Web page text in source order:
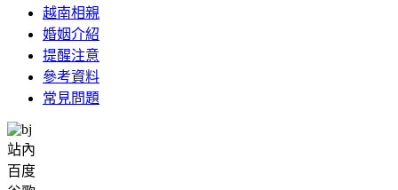
越南相親
婚姻介紹
提醒注意
參考資料
常見問題
站內
百度